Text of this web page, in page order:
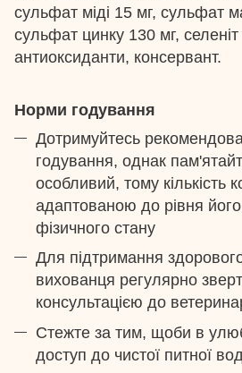
сульфат міді 15 мг, сульфат
сульфат цинку 130 мг,
антиоксиданти, консервант.
Норми годування
Дотримуйтесь
годування, однак
особливий, тому кількість
адаптованою до рівня його
фізичного стану
Для підтримання
вихованця регулярно
консультацією до
Стежте за тим, щоби в
доступ до чистої питної